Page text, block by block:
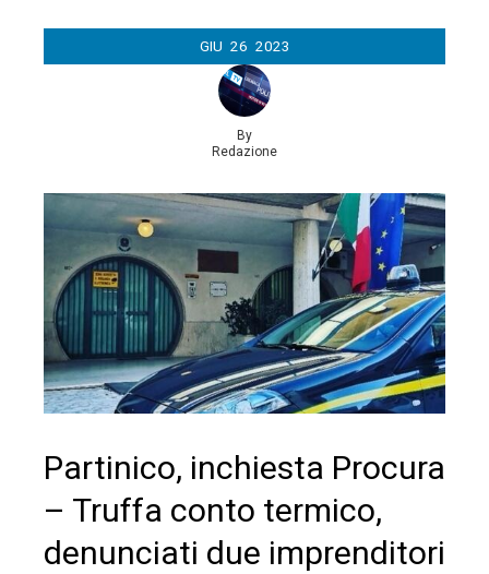
GIU 26 2023
By
Redazione
Partinico, inchiesta Procura
– Truffa conto termico,
denunciati due imprenditori